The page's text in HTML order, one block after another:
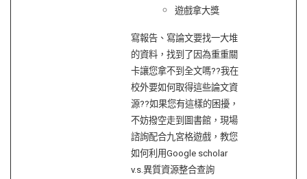
遊戲拿大獎
寫報告、寫論文要找一大堆
的資料，找到了因為重重關
卡讓您拿不到全文嗎??我在
校外要如何取得這些論文資
源??如果您有這樣的困擾，
不妨撥空走到圖書館，現場
諮詢配合九宮格遊戲，教您
如何利用Google scholar
v.s.異質資源整合查詢